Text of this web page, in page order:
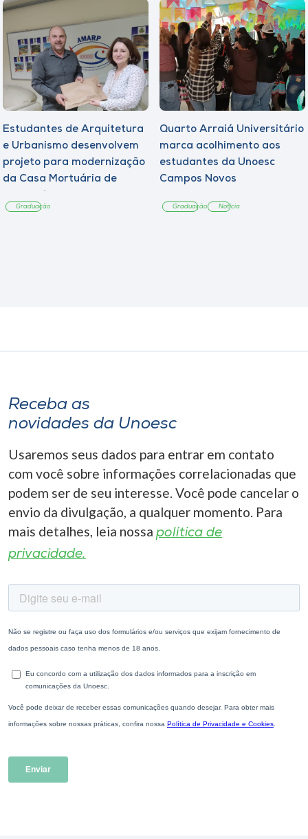
Estudantes de Arquitetura
e Urbanismo desenvolvem
projeto para modernização
da Casa Mortuária de
Graduação
Quarto Arraiá Universitário
marca acolhimento aos
estudantes da Unoesc
Campos Novos
Graduação Notícia
Receba as
novidades da Unoesc
Usaremos seus dados para entrar em contato
com você sobre informações correlacionadas que
podem ser de seu interesse. Você pode cancelar o
envio da divulgação, a qualquer momento. Para
mais detalhes, leia nossa política de
privacidade.